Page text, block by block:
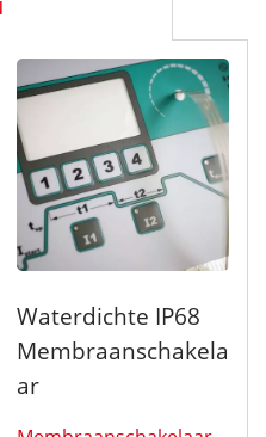
Waterdichte IP68
Membraanschakela
Ar